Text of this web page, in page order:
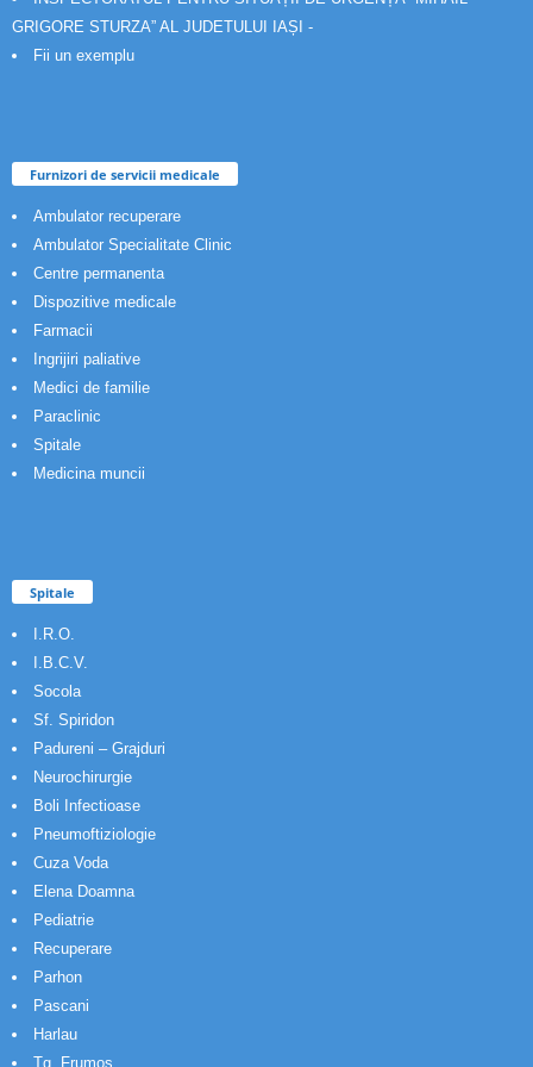
GRIGORE STURZA” AL JUDETULUI IAȘI -
Fii un exemplu
Furnizori de servicii medicale
Ambulator recuperare
Ambulator Specialitate Clinic
Centre permanenta
Dispozitive medicale
Farmacii
Ingrijiri paliative
Medici de familie
Paraclinic
Spitale
Medicina muncii
Spitale
I.R.O.
I.B.C.V.
Socola
Sf. Spiridon
Padureni – Grajduri
Neurochirurgie
Boli Infectioase
Pneumoftiziologie
Cuza Voda
Elena Doamna
Pediatrie
Recuperare
Parhon
Pascani
Harlau
Tg. Frumos